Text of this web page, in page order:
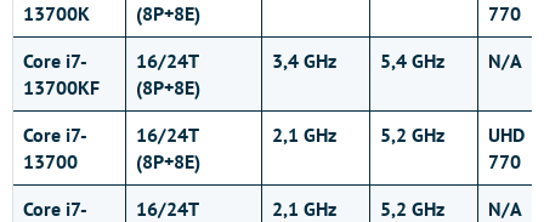
13700K
(8P+8E)
770
Core i7-
13700KF
16/24T
(8P+8E)
3,4 GHz 5,4 GHz N/A
Core i7-
13700
16/24T
(8P+8E)
2,1 GHz 5,2 GHz
UHD
770
Core i7-
16/24T
2,1 GHz 5,2 GHz N/A